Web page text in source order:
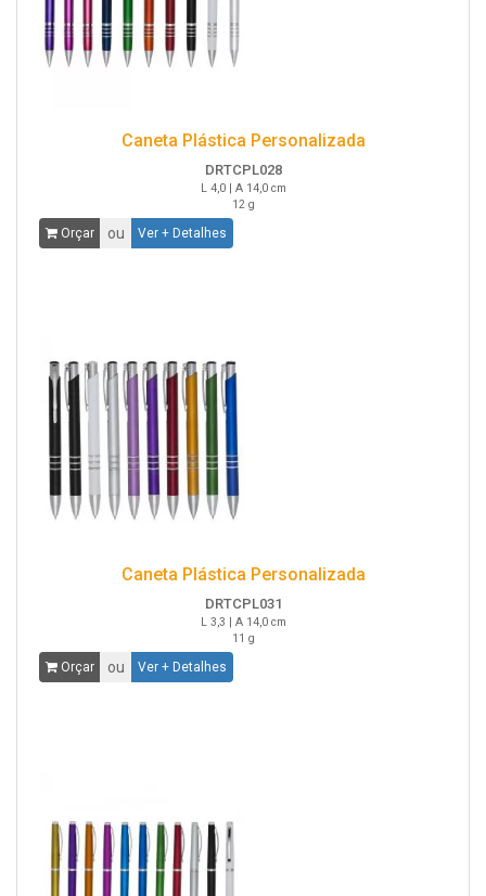
Caneta Plástica Personalizada
DRTCPL028
L 4,0 | A 14,0 cm
12 g
Orçar ou Ver + Detalhes
Caneta Plástica Personalizada
DRTCPL031
L 3,3 | A 14,0 cm
11 g
Orçar ou Ver + Detalhes